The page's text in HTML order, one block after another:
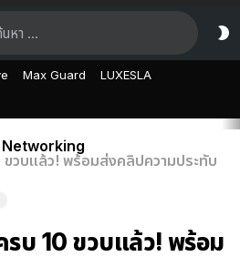
Max Guard LUXESLA
วบแล้ว! พร้อมส่งคลิปความประทับ
บ 10 ขวบแล้ว! พร้อม